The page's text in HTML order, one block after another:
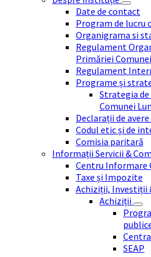
Date de contact
Program de lucru
Organigrama si
Regulament
Primăriei
Regulament
Programe și
Strategia
Comunei
Declarații de
Codul etic și de
Comisia paritară
Informații Servicii &
Centru Informare
Taxe și Impozite
Achiziții, Investiții
Achiziții
SEAP